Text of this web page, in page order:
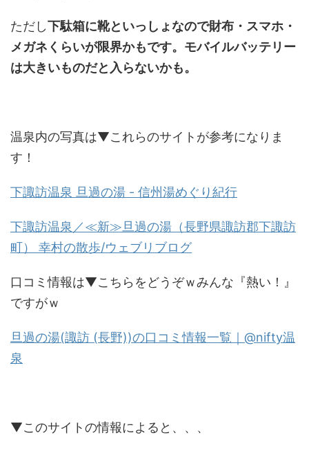
ただし下駄箱に靴といっしょなので財布・スマホ・
メガネくらいが限界かもです。モバイルバッテリー
は大きいものだと入らないかも。
温泉内の写真は▼これらのサイトが参考になりま
す！
下諏訪温泉 旦過の湯 - 信州湯めぐり紀行
下諏訪温泉／≪新≫旦過の湯（長野県諏訪郡下諏訪
町） 幸村の散歩/ウェブリブログ
口コミ情報は▼こちらをどうぞｗみんな『熱い！』
ですがｗ
旦過の湯(諏訪 (長野))の口コミ情報一覧｜@nifty温
泉
▼このサイトの情報によると、、、